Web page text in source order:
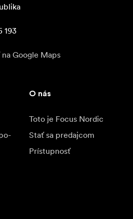
193
na Google Maps
O nás
Toto je Focus Nordic
Stať sa predajcom
Prístupnosť